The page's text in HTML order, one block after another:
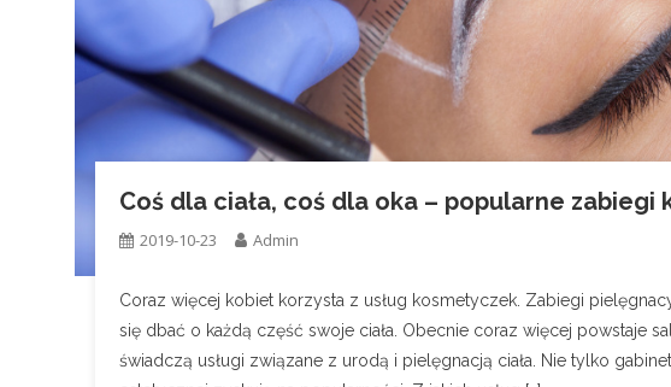
Coś dla ciała, coś dla oka – popularne zabiegi
2019-10-23 Admin
Coraz więcej kobiet korzysta z usług kosmetyczek. Zabiegi
się dbać o każdą część swoje ciała. Obecnie coraz więcej powstaje
świadczą usługi związane z urodą i pielęgnacją ciała. Nie tylko